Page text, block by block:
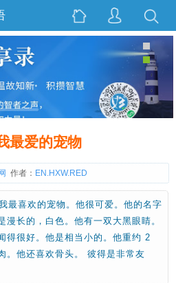
最爱的宠物
作者： EN.HXW.RED
最喜欢的宠物。他很可爱。他的名字
漫长的，白色。他有一双大黑眼睛。
得很好。他是相当小的。他重约 2
。他还喜欢骨头。 彼得是非常友